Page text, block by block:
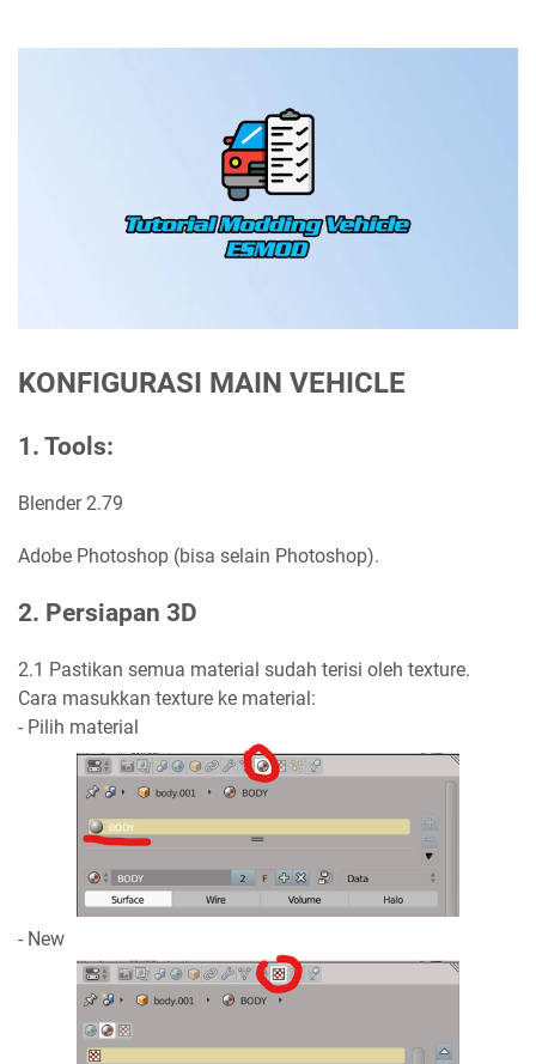
KONFIGURASI MAIN VEHICLE
1. Tools:
Blender 2.79
Adobe Photoshop (bisa selain Photoshop).
2. Persiapan 3D
2.1 Pastikan semua material sudah terisi oleh texture.
Cara masukkan texture ke material:
- Pilih material
- New